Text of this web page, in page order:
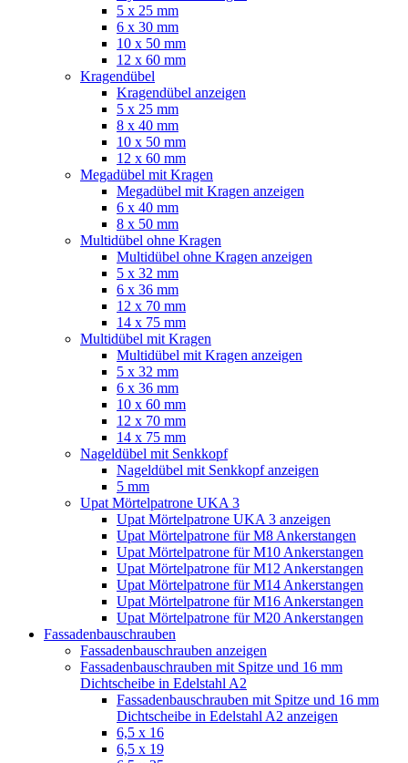
5 x 25 mm
6 x 30 mm
10 x 50 mm
12 x 60 mm
Kragendübel
Kragendübel anzeigen
5 x 25 mm
8 x 40 mm
10 x 50 mm
12 x 60 mm
Megadübel mit Kragen
Megadübel mit Kragen anzeigen
6 x 40 mm
8 x 50 mm
Multidübel ohne Kragen
Multidübel ohne Kragen anzeigen
5 x 32 mm
6 x 36 mm
12 x 70 mm
14 x 75 mm
Multidübel mit Kragen
Multidübel mit Kragen anzeigen
5 x 32 mm
6 x 36 mm
10 x 60 mm
12 x 70 mm
14 x 75 mm
Nageldübel mit Senkkopf
Nageldübel mit Senkkopf anzeigen
5 mm
Upat Mörtelpatrone UKA 3
Upat Mörtelpatrone UKA 3 anzeigen
Upat Mörtelpatrone für M8 Ankerstangen
Upat Mörtelpatrone für M10 Ankerstangen
Upat Mörtelpatrone für M12 Ankerstangen
Upat Mörtelpatrone für M14 Ankerstangen
Upat Mörtelpatrone für M16 Ankerstangen
Upat Mörtelpatrone für M20 Ankerstangen
Fassadenbauschrauben
Fassadenbauschrauben anzeigen
Fassadenbauschrauben mit Spitze und 16 mm
Dichtscheibe in Edelstahl A2
Fassadenbauschrauben mit Spitze und 16 mm
Dichtscheibe in Edelstahl A2 anzeigen
6,5 x 16
6,5 x 19